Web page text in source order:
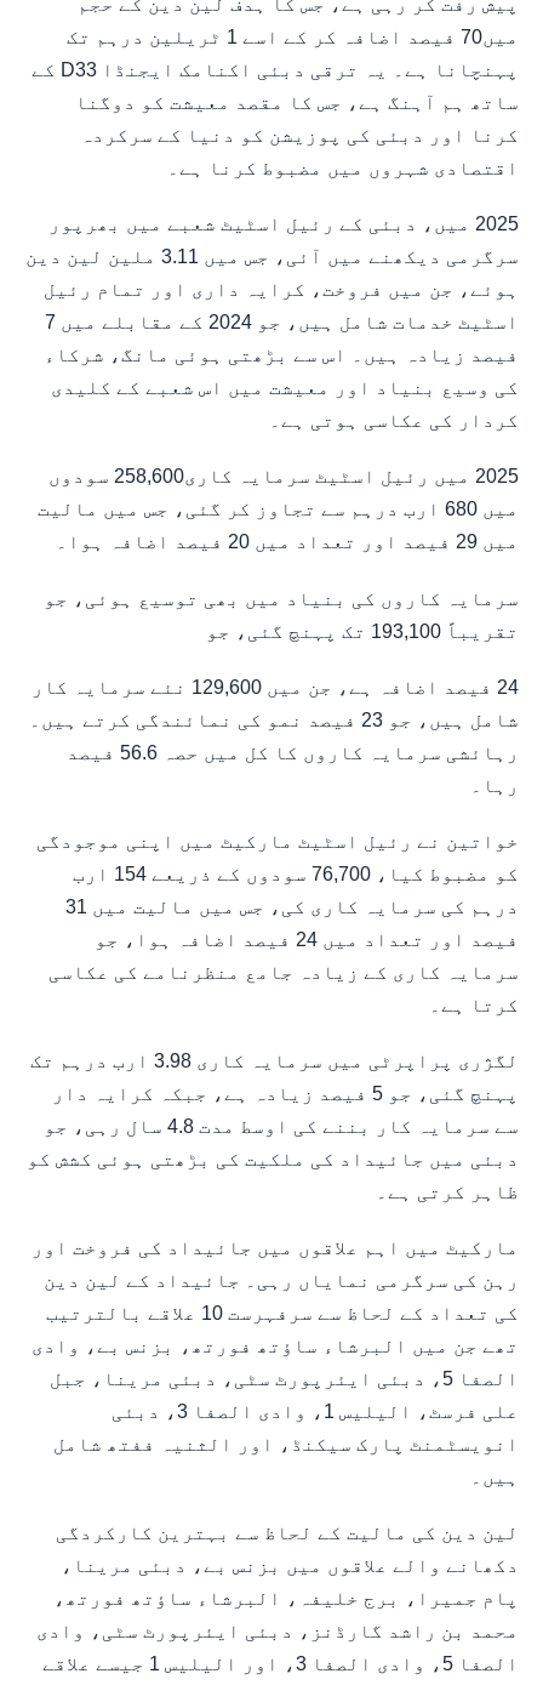
پیش رفت کر رہی ہے، جس کا ہدف لین دین کے حجم
میں70 فیصد اضافہ کر کے اسے 1 ٹریلین درہم تک
پہنچانا ہے۔ یہ ترقی دبئی اکنامک ایجنڈا D33 کے
ساتھ ہم آہنگ ہے، جس کا مقصد معیشت کو دوگنا
کرنا اور دبئی کی پوزیشن کو دنیا کے سرکردہ
اقتصادی شہروں میں مضبوط کرنا ہے۔
2025 میں، دبئی کے رئیل اسٹیٹ شعبے میں بھرپور
سرگرمی دیکھنے میں آئی، جس میں 3.11 ملین لین دین
ہوئے، جن میں فروخت، کرایہ داری اور تمام رئیل
اسٹیٹ خدمات شامل ہیں، جو 2024 کے مقابلے میں 7
فیصد زیادہ ہیں۔ اس سے بڑھتی ہوئی مانگ، شرکاء
کی وسیع بنیاد اور معیشت میں اس شعبے کے کلیدی
کردار کی عکاسی ہوتی ہے۔
2025 میں رئیل اسٹیٹ سرمایہ کاری258,600 سودوں
میں 680 ارب درہم سے تجاوز کر گئی، جس میں مالیت
میں 29 فیصد اور تعداد میں 20 فیصد اضافہ ہوا۔
سرمایہ کاروں کی بنیاد میں بھی توسیع ہوئی، جو
تقریباً 193,100 تک پہنچ گئی، جو
24 فیصد اضافہ ہے، جن میں 129,600 نئے سرمایہ کار
شامل ہیں، جو 23 فیصد نمو کی نمائندگی کرتے ہیں۔
رہائشی سرمایہ کاروں کا کل میں حصہ 56.6 فیصد
رہا۔
خواتین نے رئیل اسٹیٹ مارکیٹ میں اپنی موجودگی
کو مضبوط کیا، 76,700 سودوں کے ذریعے 154 ارب
درہم کی سرمایہ کاری کی، جس میں مالیت میں 31
فیصد اور تعداد میں 24 فیصد اضافہ ہوا، جو
سرمایہ کاری کے زیادہ جامع منظرنامے کی عکاسی
کرتا ہے۔
لگژری پراپرٹی میں سرمایہ کاری 3.98 ارب درہم تک
پہنچ گئی، جو 5 فیصد زیادہ ہے، جبکہ کرایہ دار
سے سرمایہ کار بننے کی اوسط مدت 4.8 سال رہی، جو
دبئی میں جائیداد کی ملکیت کی بڑھتی ہوئی کشش کو
ظاہر کرتی ہے۔
مارکیٹ میں اہم علاقوں میں جائیداد کی فروخت اور
رہن کی سرگرمی نمایاں رہی۔ جائیداد کے لین دین
کی تعداد کے لحاظ سے سرفہرست 10 علاقے بالترتیب
تھے جن میں البرشاء ساؤتھ فورتھ، بزنس بے، وادی
الصفا 5، دبئی ایئرپورٹ سٹی، دبئی مرینا، جبل
علی فرسٹ، الیلیس 1، وادی الصفا 3، دبئی
انویسٹمنٹ پارک سیکنڈ، اور الثنیہ ففتھ شامل
ہیں۔
لین دین کی مالیت کے لحاظ سے بہترین کارکردگی
دکھانے والے علاقوں میں بزنس بے، دبئی مرینا،
پام جمیرا، برج خلیفہ، البرشاء ساؤتھ فورتھ،
محمد بن راشد گارڈنز، دبئی ایئرپورٹ سٹی، وادی
الصفا 5، وادی الصفا 3، اور الیلیس 1 جیسے علاقے